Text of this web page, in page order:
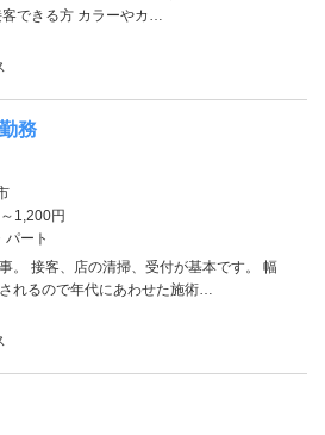
できる方 カラーやカ…
務
1,200円
パート
。 接客、店の清掃、受付が基本です。 幅
れるので年代にあわせた施術…